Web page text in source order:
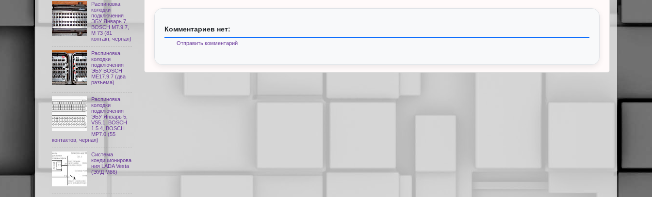
Комментариев нет:
Отправить комментарий
Распиновка
колодки
подключения
ЭБУ Январь 7,
BOSCH M7.9.7,
М 73 (81
контакт, черная)
Распиновка
колодки
подключения
ЭБУ BOSCH
ME17.9.7 (два
разъема)
Распиновка
колодки
подключения
ЭБУ Январь 5,
VS5.1, BOSCH
1.5.4, BOSCH
MP7.0 (55
контактов, черная)
Система
кондиционирова
ния LADA Vesta
(ЭУД М86)